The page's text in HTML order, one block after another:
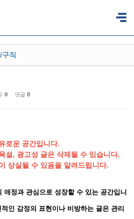
구직
0 댓글 0
로운 공간입니다.
설, 광고성 글은 삭제될 수 있습니다.
상실될 수 있음을 알려드립니다.
애정과 관심으로 성장할 수 있는 공간입니
인 감정의 표현이나 비방하는 글은 관리